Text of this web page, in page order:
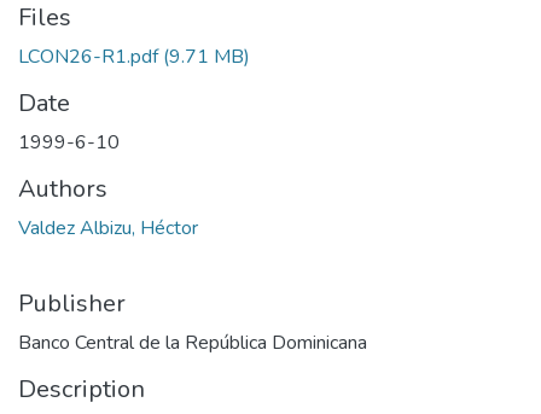
Files
LCON26-R1.pdf(9.71 MB)
Date
1999-6-10
Authors
Valdez Albizu, Héctor
Publisher
Banco Central de la República Dominicana
Description